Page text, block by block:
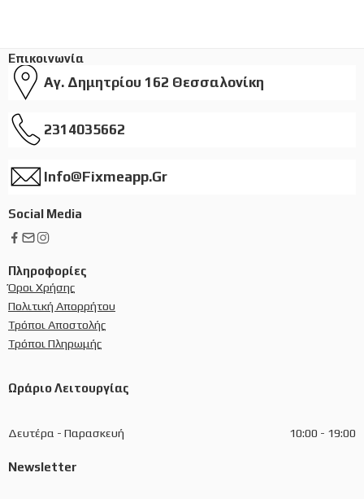
Επικοινωνία
Αγ. Δημητρίου 162 Θεσσαλονίκη
2314035662
Info@fixmeapp.gr
Social Media
Πληροφορίες
Όροι Χρήσης
Πολιτική Απορρήτου
Τρόποι Αποστολής
Τρόποι Πληρωμής
Ωράριο Λειτουργίας
Δευτέρα - Παρασκευή 10:00 - 19:00
Newsletter